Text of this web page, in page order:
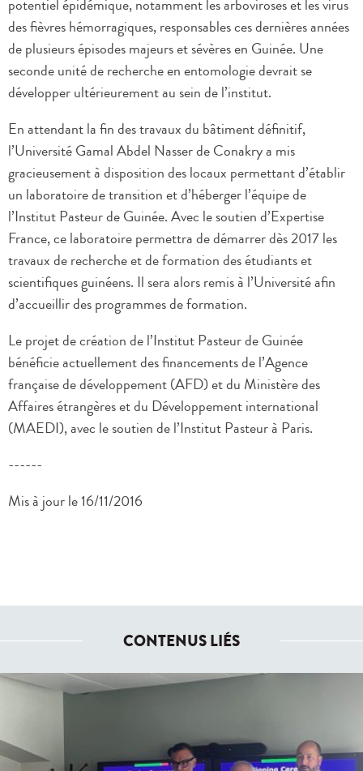
potentiel épidémique, notamment les arboviroses et les virus
des fièvres hémorragiques, responsables ces dernières années
de plusieurs épisodes majeurs et sévères en Guinée. Une
seconde unité de recherche en entomologie devrait se
développer ultérieurement au sein de l’institut.
En attendant la fin des travaux du bâtiment définitif,
l’Université Gamal Abdel Nasser de Conakry a mis
gracieusement à disposition des locaux permettant d’établir
un laboratoire de transition et d’héberger l’équipe de
l’Institut Pasteur de Guinée. Avec le soutien d’Expertise
France, ce laboratoire permettra de démarrer dès 2017 les
travaux de recherche et de formation des étudiants et
scientifiques guinéens. Il sera alors remis à l’Université afin
d’accueillir des programmes de formation.
Le projet de création de l’Institut Pasteur de Guinée
bénéficie actuellement des financements de l’Agence
française de développement (AFD) et du Ministère des
Affaires étrangères et du Développement international
(MAEDI), avec le soutien de l’Institut Pasteur à Paris.
------
Mis à jour le 16/11/2016
CONTENUS LIÉS